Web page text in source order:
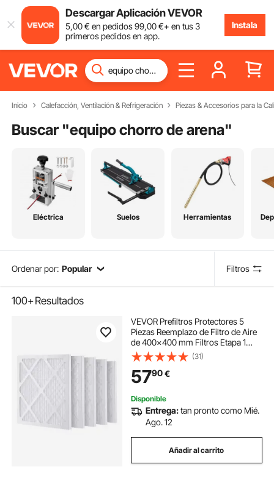
Descargar Aplicación VEVOR
5,00€ en pedidos99,00€+ en tus 3
primeros pedidos en app.
Instala
Inicio Calefacción, Ventilación & Refrigeración Piezas & Accesorios para la
Buscar "equipo chorro de arena"
Eléctrica Suelos Herramientas
Ordenar por: Popular Filtros
100+Resultados
VEVOR Prefiltros Protectores 5
Piezas Reemplazo de Filtro de Aire
de 400x400 mm Filtros Etapa 1
Compatibles con Purificador,
Purificadores de Aire, Equipos de
Restauración de Daños por Agua
(31)
5790€
Disponible
Entrega:tan pronto como Mié.
Ago. 12
Añadir al carrito